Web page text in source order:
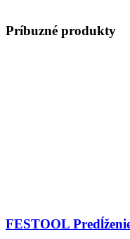
Príbuzné produkty
FESTOOL